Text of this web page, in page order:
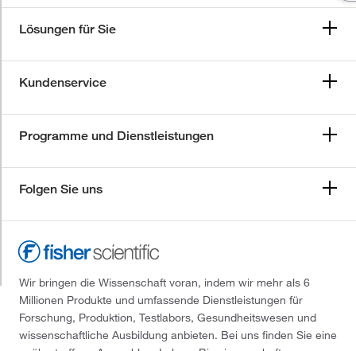
Lösungen für Sie
Kundenservice
Programme und Dienstleistungen
Folgen Sie uns
Wir bringen die Wissenschaft voran, indem wir mehr als 6
Millionen Produkte und umfassende Dienstleistungen für
Forschung, Produktion, Testlabors, Gesundheitswesen und
wissenschaftliche Ausbildung anbieten. Bei uns finden Sie eine